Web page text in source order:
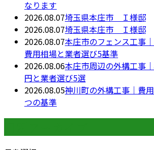
なります
2026.08.07埼玉県本庄市 Ｉ様邸
2026.08.07埼玉県本庄市 Ｉ様邸
2026.08.07本庄市のフェンス工事
費用相場と業者選び5基準
2026.08.06本庄市周辺の外構工事
円と業者選び5選
2026.08.05神川町の外構工事｜費
つの基準